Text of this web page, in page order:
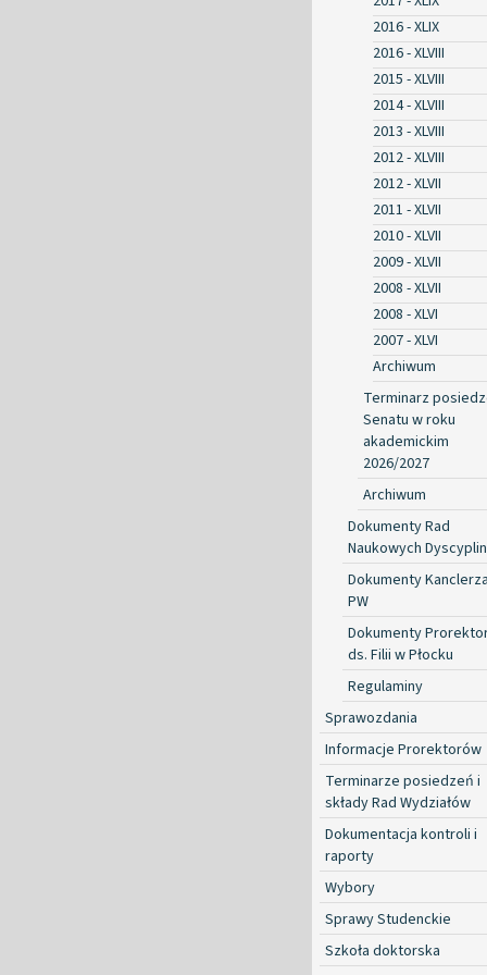
2016 - XLIX
2016 - XLVIII
2015 - XLVIII
2014 - XLVIII
2013 - XLVIII
2012 - XLVIII
2012 - XLVII
2011 - XLVII
2010 - XLVII
2009 - XLVII
2008 - XLVII
2008 - XLVI
2007 - XLVI
Archiwum
Terminarz
Senatu w roku
akademickim
2026/2027
Archiwum
Dokumenty Rad
Naukowych Dyscyplin
Dokumenty
PW
Dokumenty
ds. Filii w Płocku
Regulaminy
Sprawozdania
Informacje Prorektorów
Terminarze posiedzeń i
składy Rad Wydziałów
Dokumentacja kontroli i
raporty
Wybory
Sprawy Studenckie
Szkoła doktorska